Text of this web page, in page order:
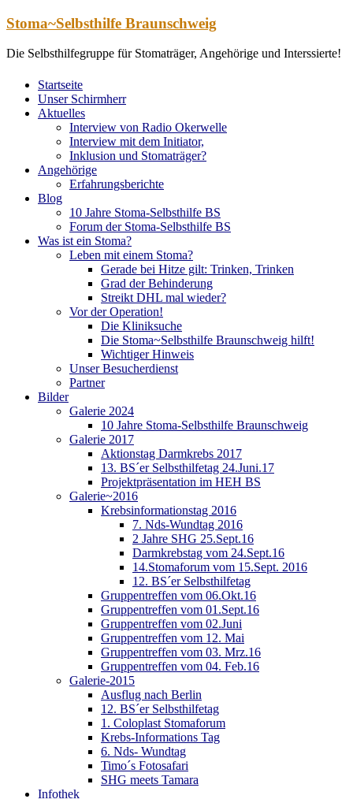
Zum
springen
Stoma~Selbsthilfe Braunschweig
Die Selbsthilfegruppe für Stomaträger, Angehörige und Interssierte!
Startseite
Unser Schirmherr
Aktuelles
Interview von Radio Okerwelle
Interview mit dem Initiator,
Inklusion und Stomaträger?
Angehörige
Erfahrungsberichte
Blog
10 Jahre Stoma-Selbsthilfe BS
Forum der Stoma-Selbsthilfe BS
Was ist ein Stoma?
Leben mit einem Stoma?
Gerade bei Hitze gilt: Trinken, Trinken
Grad der Behinderung
Streikt DHL mal wieder?
Vor der Operation!
Die Kliniksuche
Die Stoma~Selbsthilfe Braunschweig hilft!
Wichtiger Hinweis
Unser Besucherdienst
Partner
Bilder
Galerie 2024
10 Jahre Stoma-Selbsthilfe Braunschweig
Galerie 2017
Aktionstag Darmkrebs 2017
13. BS´er Selbsthilfetag 24.Juni.17
Projektpräsentation im HEH BS
Galerie~2016
Krebsinformationstag 2016
7. Nds-Wundtag 2016
2 Jahre SHG 25.Sept.16
Darmkrebstag vom 24.Sept.16
14.Stomaforum vom 15.Sept. 2016
12. BS´er Selbsthilfetag
Gruppentreffen vom 06.Okt.16
Gruppentreffen vom 01.Sept.16
Gruppentreffen vom 02.Juni
Gruppentreffen vom 12. Mai
Gruppentreffen vom 03. Mrz.16
Gruppentreffen vom 04. Feb.16
Galerie-2015
Ausflug nach Berlin
12. BS´er Selbsthilfetag
1. Coloplast Stomaforum
Krebs-Informations Tag
6. Nds- Wundtag
Timo´s Fotosafari
SHG meets Tamara
Infothek